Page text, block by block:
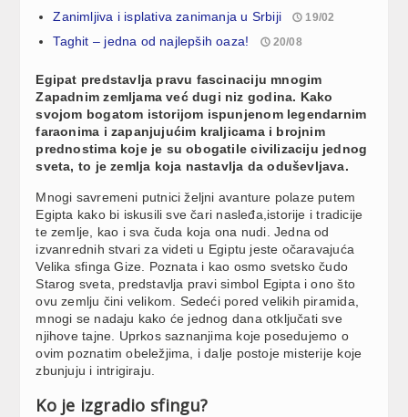
Zanimljiva i isplativa zanimanja u Srbiji 19/02
Taghit – jedna od najlepših oaza! 20/08
Egipat predstavlja pravu fascinaciju mnogim
Zapadnim zemljama već dugi niz godina. Kako
svojom bogatom istorijom ispunjenom legendarnim
faraonima i zapanjujućim kraljicama i brojnim
prednostima koje je su obogatile civilizaciju jednog
sveta, to je zemlja koja nastavlja da oduševljava.
Mnogi savremeni putnici željni avanture polaze putem
Egipta kako bi iskusili sve čari nasleđa,istorije i tradicije
te zemlje, kao i sva čuda koja ona nudi. Jedna od
izvanrednih stvari za videti u Egiptu jeste očaravajuća
Velika sfinga Gize. Poznata i kao osmo svetsko čudo
Starog sveta, predstavlja pravi simbol Egipta i ono što
ovu zemlju čini velikom. Sedeći pored velikih piramida,
mnogi se nadaju kako će jednog dana otključati sve
njihove tajne. Uprkos saznanjima koje posedujemo o
ovim poznatim obeležjima, i dalje postoje misterije koje
zbunjuju i intrigiraju.
Ko je izgradio sfingu?